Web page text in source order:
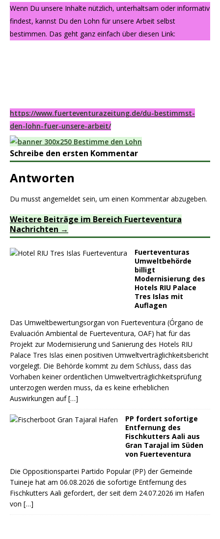
Wenn Du unsere Inhalte nützlich, unterhaltsam oder informativ
findest, kannst Du den Lohn für unsere Arbeit selbst
bestimmen. Das geht ganz einfach über diesen Link:
https://www.fuerteventurazeitung.de/du-bestimmst-
den-lohn-fuer-unsere-arbeit/
Schreibe den ersten Kommentar
Antworten
Du musst angemeldet sein, um einen Kommentar abzugeben.
Weitere Beiträge im Bereich Fuerteventura
Nachrichten
Fuerteventuras
Umweltbehörde
billigt
Modernisierung des
Hotels RIU Palace
Tres Islas mit
Auflagen
Das Umweltbewertungsorgan von Fuerteventura (Órgano de
Evaluación Ambiental de Fuerteventura, OAF) hat für das
Projekt zur Modernisierung und Sanierung des Hotels RIU
Palace Tres Islas einen positiven Umweltverträglichkeitsbericht
vorgelegt. Die Behörde kommt zu dem Schluss, dass das
Vorhaben keiner ordentlichen Umweltverträglichkeitsprüfung
unterzogen werden muss, da es keine erheblichen
Auswirkungen auf[…]
PP fordert sofortige
Entfernung des
Fischkutters Aali aus
Gran Tarajal im Süden
von Fuerteventura
Die Oppositionspartei Partido Popular (PP) der Gemeinde
Tuineje hat am 06.08.2026 die sofortige Entfernung des
Fischkutters Aali gefordert, der seit dem 24.07.2026 im Hafen
von […]